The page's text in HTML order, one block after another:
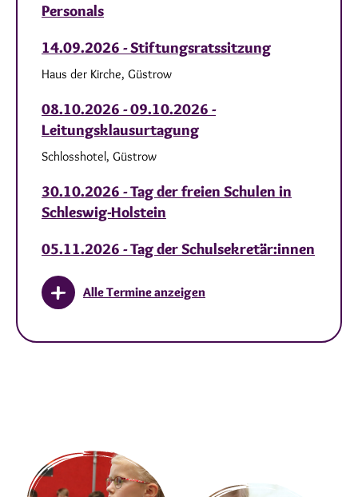
Personals
14.09.2026 - Stiftungsratssitzung
Haus der Kirche, Güstrow
08.10.2026 - 09.10.2026 -
Leitungsklausurtagung
Schlosshotel, Güstrow
30.10.2026 - Tag der freien Schulen in
Schleswig-Holstein
05.11.2026 - Tag der Schulsekretär:innen
Alle Termine anzeigen